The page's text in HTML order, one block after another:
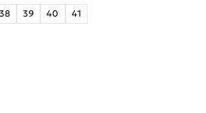
38 39 40 41